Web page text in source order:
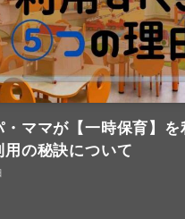
・ママが【一時保育】
用の秘訣について